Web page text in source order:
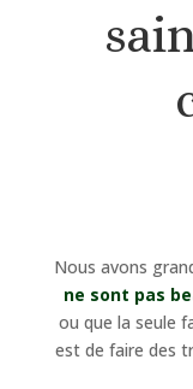
Nous avons
ne sont pas
ou que la seule
est de faire des